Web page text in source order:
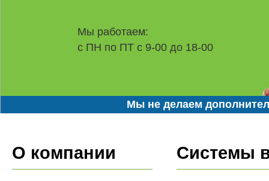
Мы работаем:
с ПН по ПТ с 9-00 до 18-00
Мы не делаем
О компании Системы